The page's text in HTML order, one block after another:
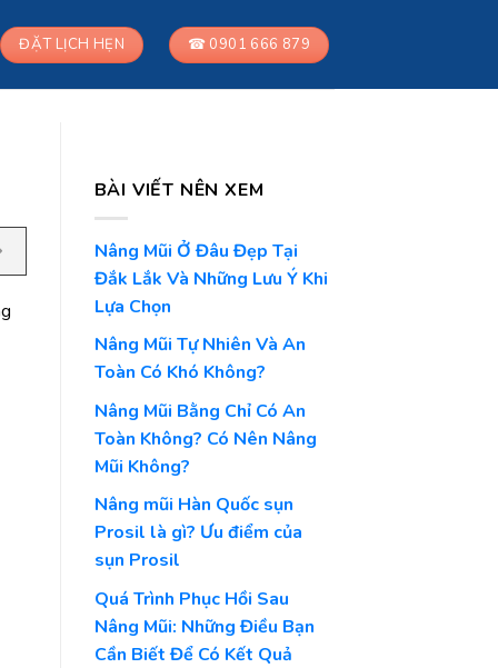
ĐẶT LỊCH HẸN ☎ 0901 666 879
BÀI VIẾT NÊN XEM
Nâng Mũi Ở Đâu Đẹp Tại
Đắk Lắk Và Những Lưu Ý Khi
Lựa Chọn
Nâng Mũi Tự Nhiên Và An
Toàn Có Khó Không?
Nâng Mũi Bằng Chỉ Có An
Toàn Không? Có Nên Nâng
Mũi Không?
Nâng mũi Hàn Quốc sụn
Prosil là gì? Ưu điểm của
sụn Prosil
Quá Trình Phục Hồi Sau
Nâng Mũi: Những Điều Bạn
Cần Biết Để Có Kết Quả